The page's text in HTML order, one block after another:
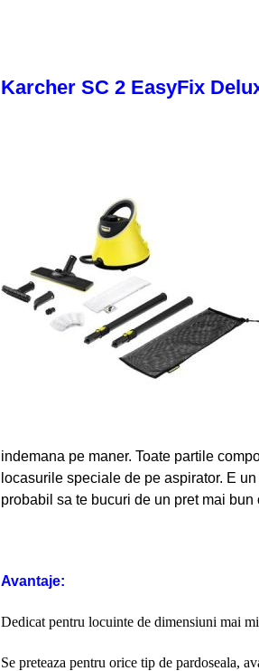
Karcher SC 2 EasyFix
indemana pe maner. Toate partile
locasurile speciale de pe aspirator. E
probabil sa te bucuri de un pret mai bun
Avantaje:
Dedicat pentru locuinte de dimensiuni mai
Se preteaza pentru orice tip de pardoseala,